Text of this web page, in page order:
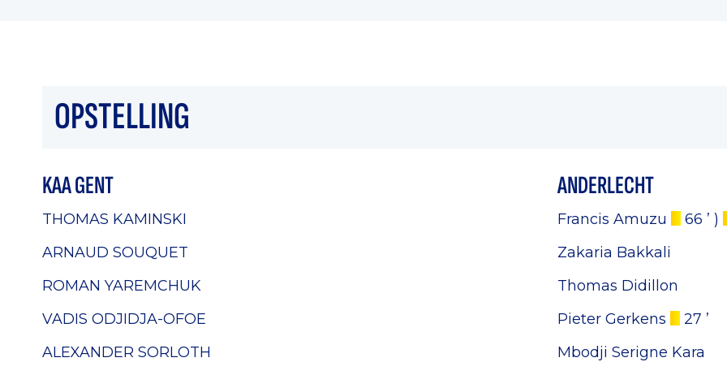
OPSTELLING
KAA GENT
THOMAS KAMINSKI
ARNAUD SOUQUET
ROMAN YAREMCHUK
VADIS ODJIDJA-OFOE
ALEXANDER SORLOTH
ANDERLECHT
Francis Amuzu 66 ’ )
Zakaria Bakkali
Thomas Didillon
Pieter Gerkens
27 ’
Mbodji Serigne Kara